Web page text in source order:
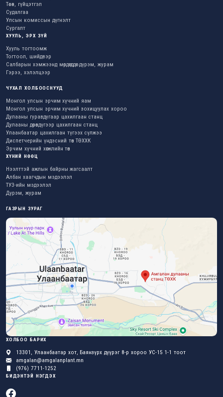
Төсөв, гүйцэтгэл
Судалгаа
Улсын комиссын дүгнэлт
Сургалт
ХУУЛЬ, ЭРХ ЗҮЙ
Хууль тогтоомж
Тогтоол, шийдвэр
Салбарын хэмжээнд мөрдөгддөг дүрэм, журам
Гэрээ, хэлэлцээр
ЧУХАЛ ХОЛБООСНУУД
Монгол улсын эрчим хүчний яам
Монгол улсын эрчим хүчний зохицуулах хороо
Дулааны гуравдугаар цахилгаан станц
Дулааны дөрөвдүгээр цахилгаан станц
Улаанбаатар цахилгаан түгээх сүлжээ
Диспетчерийн үндэсний төв ТӨХХК
Эрчим хүчний хөгжлийн төв
ХҮНИЙ НӨӨЦ
Нээлттэй ажлын байрны жагсаалт
Албан хаагчдын мэдээлэл
ТУЗ-ийн мэдээлэл
Дүрэм, журам
ГАЗРЫН ЗУРАГ
ХОЛБОО БАРИХ
13301, Улаанбаатар хот, Баянзүрх дүүрэг 8-р хороо УС-15 1-1 тоот
amgalan@amgalanplant.mn
(976) 7711-1252
БИДЭНТЭЙ НЭГДЭХ